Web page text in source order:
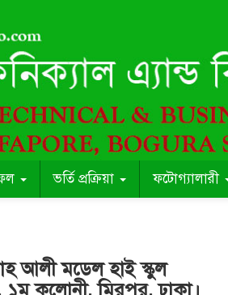
ভর্তি প্রক্রিয়া ফটোগ্যালারী
আলী মডেল হাই স্কুল